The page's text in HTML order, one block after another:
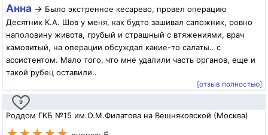
Анна → Было экстренное кесарево, провел операцию
Десятник К.А. Шов у меня, как будто зашивал сапожник, ровно
наполовину живота, грубый и страшный с втяжениями, врач
хамовитый, на операции обсуждал какие-то салаты.. с
ассистентом. Мало того, что мне удалили часть органов, еще и
такой рубец оставили..
[отзыв полностью]
9
Роддом ГКБ №15 им.О.М.Филатова на Вешняковской (Москва)